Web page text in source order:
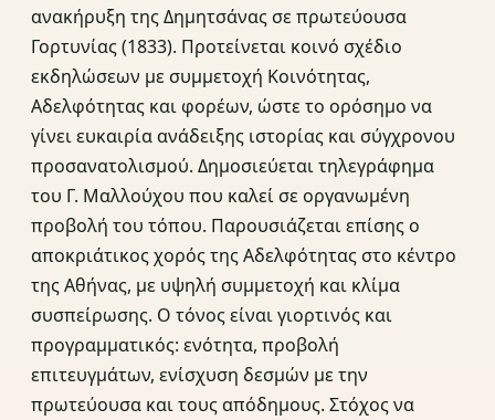
ανακήρυξη της Δημητσάνας σε πρωτεύουσα
Γορτυνίας (1833). Προτείνεται κοινό σχέδιο
εκδηλώσεων με συμμετοχή Κοινότητας,
Αδελφότητας και φορέων, ώστε το ορόσημο να
γίνει ευκαιρία ανάδειξης ιστορίας και σύγχρονου
προσανατολισμού. Δημοσιεύεται τηλεγράφημα
του Γ. Μαλλούχου που καλεί σε οργανωμένη
προβολή του τόπου. Παρουσιάζεται επίσης ο
αποκριάτικος χορός της Αδελφότητας στο κέντρο
της Αθήνας, με υψηλή συμμετοχή και κλίμα
συσπείρωσης. Ο τόνος είναι γιορτινός και
προγραμματικός: ενότητα, προβολή
επιτευγμάτων, ενίσχυση δεσμών με την
πρωτεύουσα και τους απόδημους. Στόχος να